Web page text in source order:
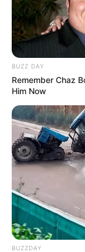
BUZZ DAY
Remember Chaz
Him Now
BUZZDAY